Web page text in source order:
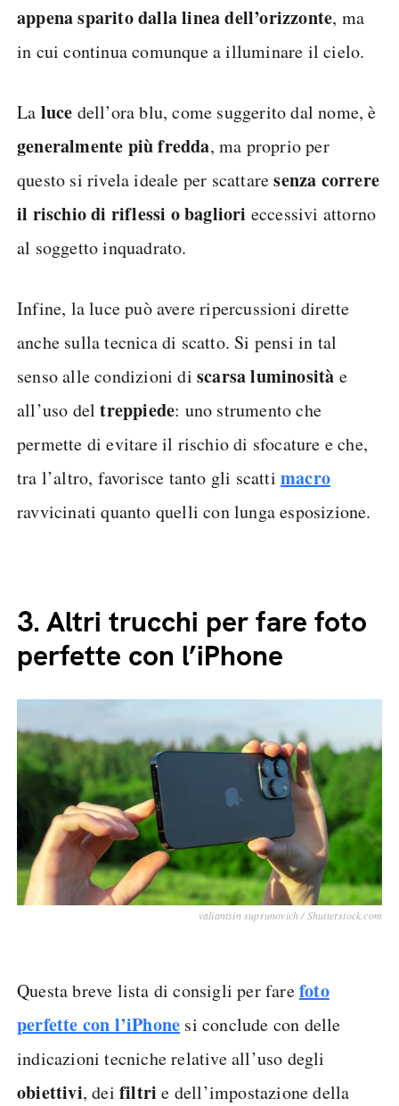
appena sparito dalla linea dell’orizzonte, ma
in cui continua comunque a illuminare il cielo.
La luce dell’ora blu, come suggerito dal nome, è
generalmente più fredda, ma proprio per
questo si rivela ideale per scattaresenza correre
il rischio di riflessi o bagliori eccessivi attorno
al soggetto inquadrato.
Infine, la luce può avere ripercussioni dirette
anche sulla tecnica di scatto. Si pensi in tal
senso alle condizioni di scarsa luminosità e
all’uso deltreppiede: uno strumento che
permette di evitare il rischio di sfocature e che,
tra l’altro, favorisce tanto gli scatti macro
ravvicinati quanto quelli con lunga esposizione.
3. Altri trucchi per fare foto
perfette con l’iPhone
valiantsin suprunovich / Shutterstock.com
Questa breve lista di consigli per farefoto
perfette con l’iPhone si conclude con delle
indicazioni tecniche relative all’uso degli
obiettivi, deifiltri e dell’impostazione della